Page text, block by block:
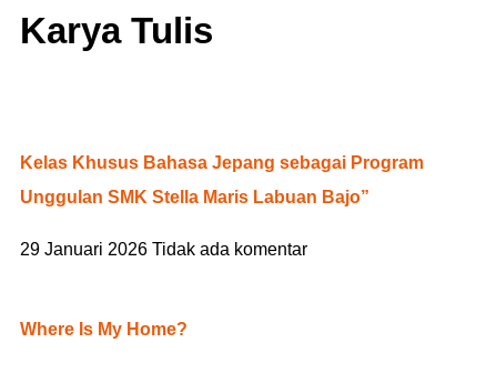
Karya Tulis
Kelas Khusus Bahasa Jepang sebagai Program
Unggulan SMK Stella Maris Labuan Bajo”
29 Januari 2026 Tidak ada komentar
Where Is My Home?